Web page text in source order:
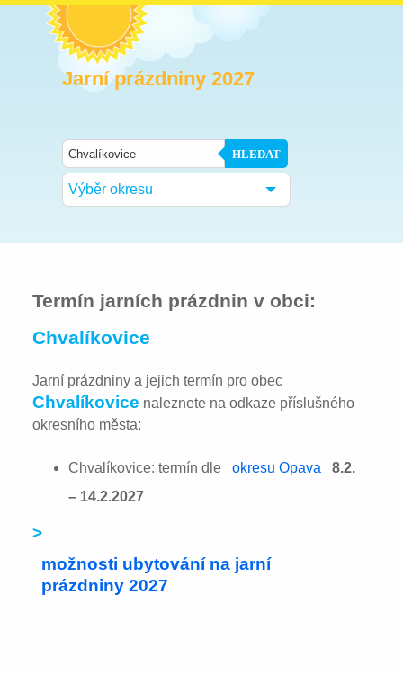
Jarní prázdniny 2027
HLEDAT
Výběr okresu
Termín jarních prázdnin v obci:
Chvalíkovice
Jarní prázdniny a jejich termín pro obec
Chvalíkovice naleznete na odkaze příslušného
okresního města:
Chvalíkovice: termín dle okresu Opava
8.2.
– 14.2.2027
>
možnosti ubytování na jarní
prázdniny 2027